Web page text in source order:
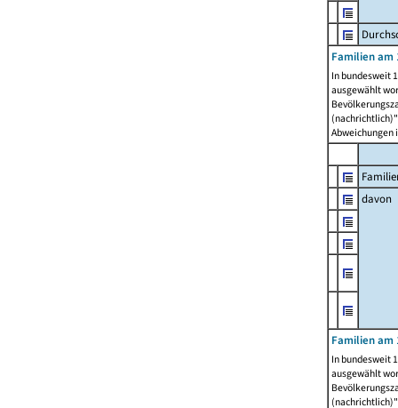
Familien am
In bundesweit
ausgewählt
Abweichungen
davon
Familien am
In bundesweit
ausgewählt